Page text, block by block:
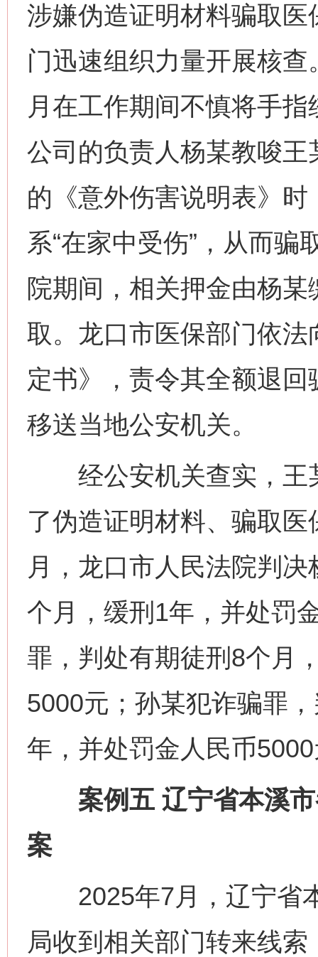
涉嫌伪造证明材料骗取
门迅速组织力量开展核
月在工作期间不慎将手
公司的负责人杨某教唆
的《意外伤害说明表》
系“在家中受伤”，从而
院期间，相关押金由杨
取。龙口市医保部门依
定书》，责令其全额退
移送当地公安机关。
经公安机关查实，王
了伪造证明材料、骗取
月，龙口市人民法院判
个月，缓刑1年，并处罚
罪，判处有期徒刑8个月
5000元；孙某犯诈骗罪
年，并处罚金人民币
案例五 辽宁省本溪市
案
2025年7月，辽宁省
局收到相关部门转来线